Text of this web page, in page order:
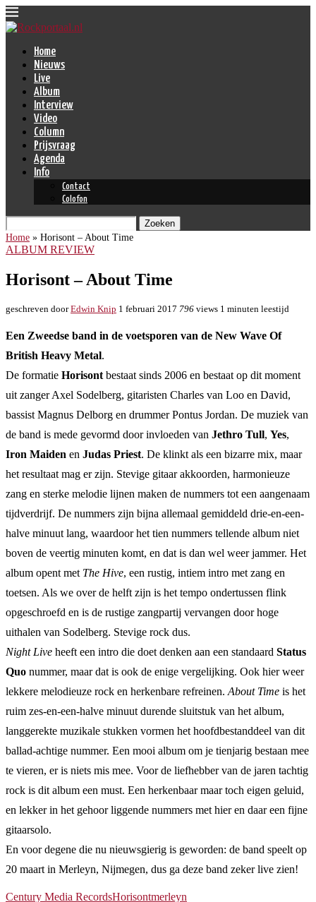
Home
Nieuws
Live
Album
Interview
Video
Column
Prijsvraag
Agenda
Info
Contact
Colofon
Zoeken
Home » Horisont – About Time
ALBUM REVIEW
Horisont – About Time
geschreven doorEdwin Knip 1 februari 2017 796 views 1 minuten leestijd
Een Zweedse band in de voetsporen van de New Wave Of
British Heavy Metal.
De formatie Horisont bestaat sinds 2006 en bestaat op dit moment
uit zanger Axel Sodelberg, gitaristen Charles van Loo en David,
bassist Magnus Delborg en drummer Pontus Jordan. De muziek van
de band is mede gevormd door invloeden van Jethro Tull, Yes,
Iron Maiden en Judas Priest. De klinkt als een bizarre mix, maar
het resultaat mag er zijn. Stevige gitaar akkoorden, harmonieuze
zang en sterke melodie lijnen maken de nummers tot een aangenaam
tijdverdrijf. De nummers zijn bijna allemaal gemiddeld drie-en-een-
halve minuut lang, waardoor het tien nummers tellende album niet
boven de veertig minuten komt, en dat is dan wel weer jammer. Het
album opent met The Hive, een rustig, intiem intro met zang en
toetsen. Als we over de helft zijn is het tempo ondertussen flink
opgeschroefd en is de rustige zangpartij vervangen door hoge
uithalen van Sodelberg. Stevige rock dus.
Night Live heeft een intro die doet denken aan een standaard Status
Quo nummer, maar dat is ook de enige vergelijking. Ook hier weer
lekkere melodieuze rock en herkenbare refreinen. About Time is het
ruim zes-en-een-halve minuut durende sluitstuk van het album,
langgerekte muzikale stukken vormen het hoofdbestanddeel van dit
ballad-achtige nummer. Een mooi album om je tienjarig bestaan mee
te vieren, er is niets mis mee. Voor de liefhebber van de jaren tachtig
rock is dit album een must. Een herkenbaar maar toch eigen geluid,
en lekker in het gehoor liggende nummers met hier en daar een fijne
gitaarsolo.
En voor degene die nu nieuwsgierig is geworden: de band speelt op
20 maart in Merleyn, Nijmegen, dus ga deze band zeker live zien!
Century Media RecordsHorisontmerleyn